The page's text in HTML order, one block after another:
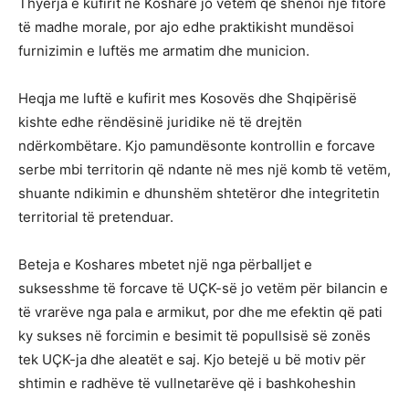
Thyerja e kufirit në Koshare jo vetëm që shënoi një fitore
të madhe morale, por ajo edhe praktikisht mundësoi
furnizimin e luftës me armatim dhe municion.
Heqja me luftë e kufirit mes Kosovës dhe Shqipërisë
kishte edhe rëndësinë juridike në të drejtën
ndërkombëtare. Kjo pamundësonte kontrollin e forcave
serbe mbi territorin që ndante në mes një komb të vetëm,
shuante ndikimin e dhunshëm shtetëror dhe integritetin
territorial të pretenduar.
Beteja e Koshares mbetet një nga përballjet e
suksesshme të forcave të UÇK-së jo vetëm për bilancin e
të vrarëve nga pala e armikut, por dhe me efektin që pati
ky sukses në forcimin e besimit të popullsisë së zonës
tek UÇK-ja dhe aleatët e saj. Kjo betejë u bë motiv për
shtimin e radhëve të vullnetarëve që i bashkoheshin